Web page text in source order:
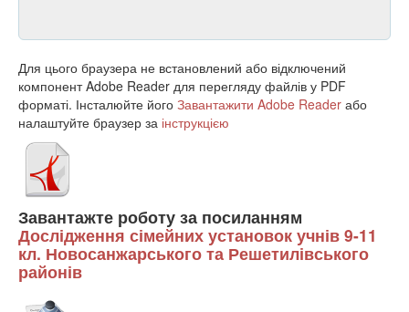
Для цього браузера не встановлений або відключений
компонент Adobe Reader для перегляду файлів у PDF
форматі. Інсталюйте його Завантажити Adobe Reader або
налаштуйте браузер за інструкцією
Завантажте роботу за посиланням
Дослідження сімейних установок учнів 9-11
кл. Новосанжарського та Решетилівського
районів